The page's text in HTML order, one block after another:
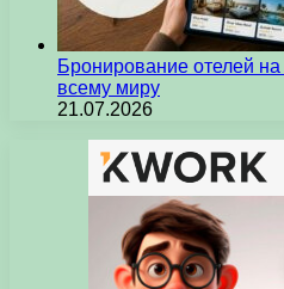
Бронирование отелей
всему миру
21.07.2026